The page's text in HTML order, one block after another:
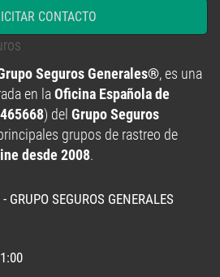
CONTACTO
Seguros Generales®, es una
en laOficina Española de
) del Grupo Seguros
grupos de rastreo de
desde 2008.
GRUPO SEGUROS GENERALES